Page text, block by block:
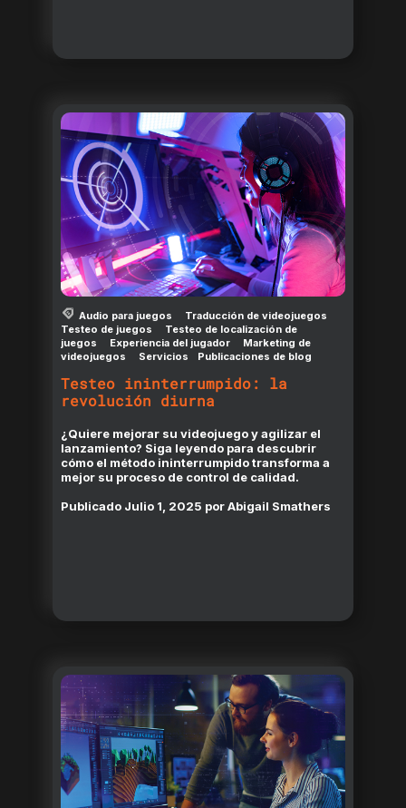
Audio para juegos
Traducción de videojuegos
Testeo de juegos
Testeo de localización de
juegos
Experiencia del jugador
Marketing de
videojuegos
Servicios Publicaciones de blog
Testeo ininterrumpido: la
revolución diurna
¿Quiere mejorar su videojuego y agilizar el
lanzamiento? Siga leyendo para descubrir
cómo el método ininterrumpido transforma a
mejor su proceso de control de calidad.
Publicado Julio 1, 2025 porAbigail Smathers